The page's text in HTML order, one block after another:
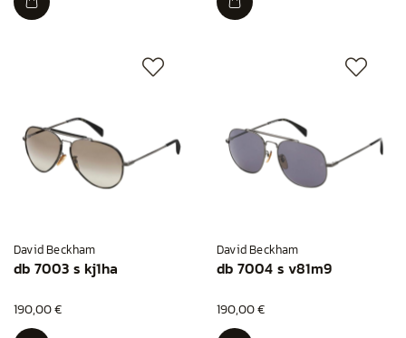
David Beckham
db 7003 s kj1ha
190,00 €
David Beckham
db 7004 s v81m9
190,00 €